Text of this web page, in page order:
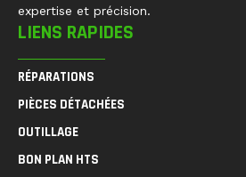
expertise et précision.
LIENS RAPIDES
RÉPARATIONS
PIÈCES DÉTACHÉES
OUTILLAGE
BON PLAN HTS